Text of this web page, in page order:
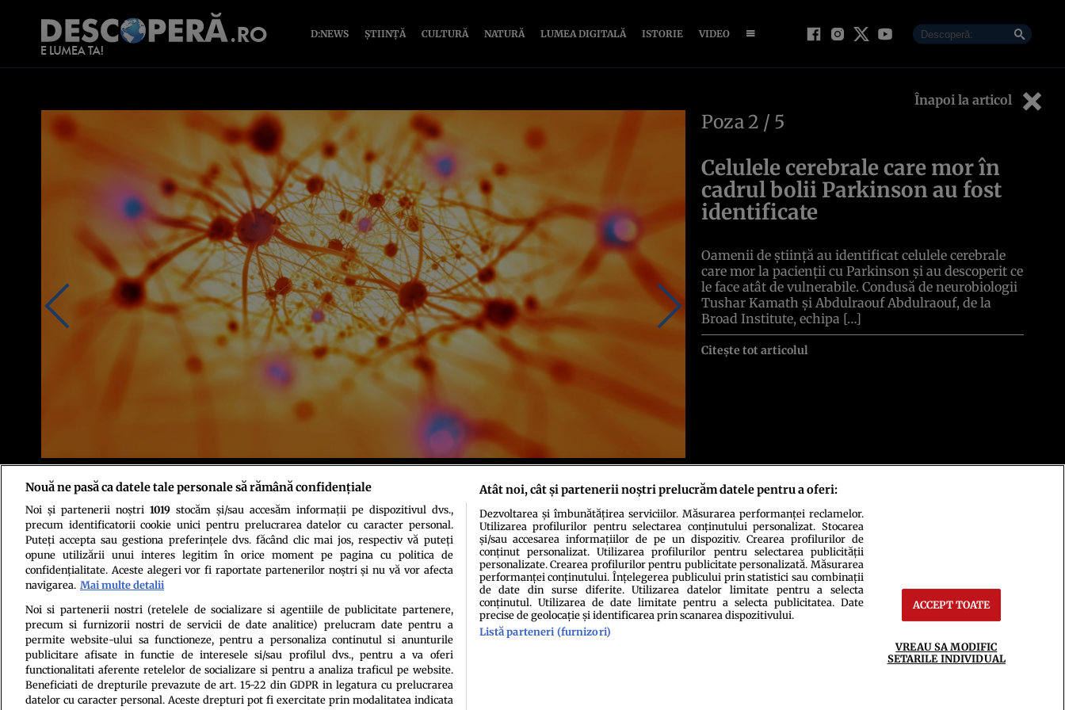
D:NEWS ȘTIINȚĂ CULTURĂ NATURĂ LUMEA DIGITALĂ ISTORIE VIDEO
Înapoi la articol
Foto: Shutterstock
Poza2 / 5
Celulele cerebrale care mor în
cadrul bolii Parkinson au fost
identificate
Oamenii de știință au identificat celulele cerebrale
care mor la pacienții cu Parkinson și au descoperit ce
le face atât de vulnerabile. Condusă de neurobiologii
Tushar Kamath și Abdulraouf Abdulraouf, de la
Broad Institute, echipa […]
Citește tot articolul
Politica de cookies Termeni şi condiţii Echipa redacțională ContactSetări Cookies
Nouă ne pasă ca datele tale personale să rămână confidențiale
Noi și partenerii noștri 1019stocăm și/sau accesăm informații pe dispozitivul dvs.,
precum identificatorii cookie unici pentru prelucrarea datelor cu caracter personal.
Puteți accepta sau gestiona preferințele dvs. făcând clic mai jos, respectiv vă puteți
opune utilizării unui interes legitim în orice moment pe pagina cu politica de
confidențialitate. Aceste alegeri vor fi raportate partenerilor noștri și nu vă vor afecta
navigarea. Mai multe detalii
Noi si partenerii nostri (retelele de socializare si agentiile de publicitate partenere,
precum si furnizorii nostri de servicii de date analitice) prelucram date pentru a
permite website-ului sa functioneze, pentru a personaliza continutul si anunturile
publicitare afisate in functie de interesele si/sau profilul dvs., pentru a va oferi
functionalitati aferente retelelor de socializare si pentru a analiza traficul pe website.
Beneficiati de drepturile prevazute de art. 15-22 din GDPR in legatura cu prelucrarea
datelor cu caracter personal. Aceste drepturi pot fi exercitate prin modalitatea indicata
Atât noi, cât și partenerii noștri prelucrăm datele pentru a oferi:
Dezvoltarea și îmbunătățirea serviciilor. Măsurarea performanței reclamelor.
Utilizarea profilurilor pentru selectarea conținutului personalizat. Stocarea
și/sau accesarea informațiilor de pe un dispozitiv. Crearea profilurilor de
conținut personalizat. Utilizarea profilurilor pentru selectarea publicității
personalizate. Crearea profilurilor pentru publicitate personalizată. Măsurarea
performanței conținutului. Înțelegerea publicului prin statistici sau combinații
de date din surse diferite. Utilizarea datelor limitate pentru a selecta
conținutul. Utilizarea de date limitate pentru a selecta publicitatea. Date
precise de geolocație și identificarea prin scanarea dispozitivului.
Listă parteneri (furnizori)
ACCEPT TOATE
VREAU SA MODIFIC
SETARILE INDIVIDUAL